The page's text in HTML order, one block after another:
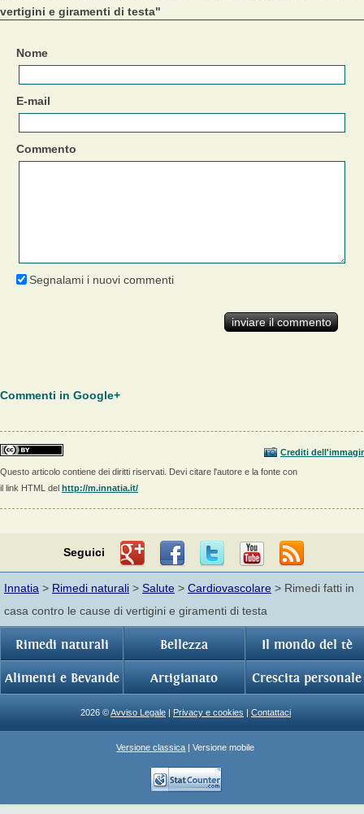
vertigini e giramenti di testa"
Nome
E-mail
Commento
Segnalami i nuovi commenti
Commenti in Google+
Crediti
Questo articolo contiene dei diritti riservati. Devi citare l'autore e la fonte con
il link HTML del http://m.innatia.it/
Seguici
Innatia > Rimedi naturali > Salute > Cardiovascolare > Rimedi fatti in
casa contro le cause di vertigini e giramenti di testa
Rimedi naturali Bellezza Il mondo del tè
Alimenti e Bevande Artigianato Crescita personale
2026 ©Avviso Legale | Privacy e cookies | Contattaci
Versione classica | Versione mobile